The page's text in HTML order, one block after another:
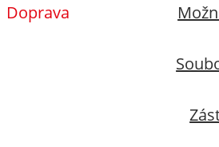
Doprava